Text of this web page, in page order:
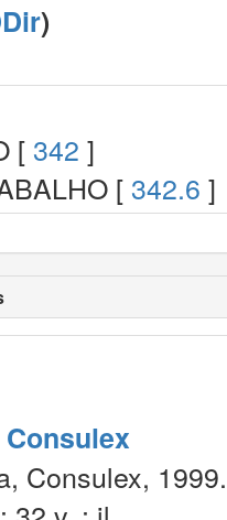
)
[ 342 ]
[ 342.6 ]
Consulex, 1999.